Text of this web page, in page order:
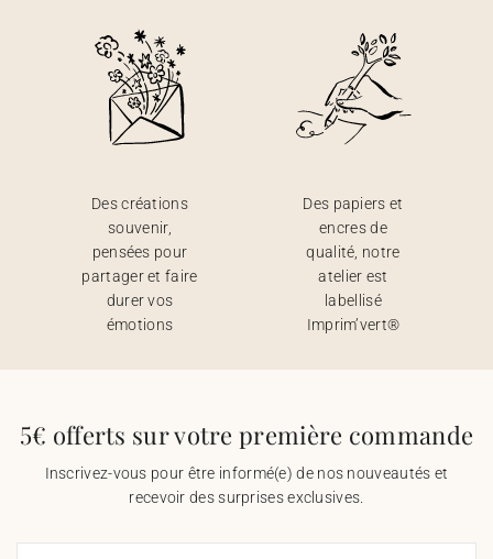
Des créations
souvenir,
pensées pour
partager et faire
durer vos
émotions
Des papiers et
encres de
qualité, notre
atelier est
labellisé
Imprim’vert®
5€ offerts sur votre première commande
Inscrivez-vous pour être informé(e) de nos nouveautés et
recevoir des surprises exclusives.